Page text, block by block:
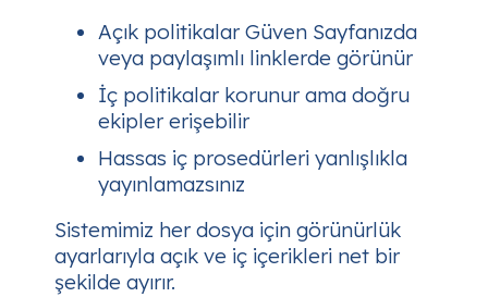
Açık politikalar Güven Sayfanızda
veya paylaşımlı linklerde görünür
İç politikalar korunur ama doğru
ekipler erişebilir
Hassas iç prosedürleri yanlışlıkla
yayınlamazsınız
Sistemimiz her dosya için görünürlük
ayarlarıyla açık ve iç içerikleri net bir
şekilde ayırır.